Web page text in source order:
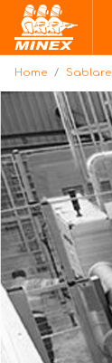
Home Sablare